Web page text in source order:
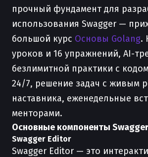
прочный фундамент для
использования Swagger —
большой курс Основы Golang.
уроков и 16 упражнений, AI-
безлимитной практики с
24/7, решение задач с живым
наставника, еженедельные
менторами.
Основные компоненты Swagger
Swagger Editor
Swagger Editor — это